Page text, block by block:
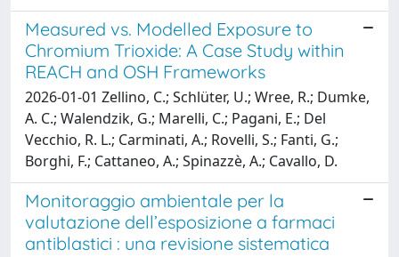
Measured vs. Modelled Exposure to
Chromium Trioxide: A Case Study within
REACH and OSH Frameworks
2026-01-01 Zellino, C.; Schlüter, U.; Wree, R.; Dumke,
A. C.; Walendzik, G.; Marelli, C.; Pagani, E.; Del
Vecchio, R. L.; Carminati, A.; Rovelli, S.; Fanti, G.;
Borghi, F.; Cattaneo, A.; Spinazzè, A.; Cavallo, D.
Monitoraggio ambientale per la
valutazione dell’esposizione a farmaci
antiblastici : una revisione sistematica